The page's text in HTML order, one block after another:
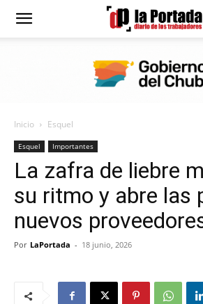
Diario
Portada
Inicio Esquel
Esquel Importantes
La zafra de liebre
su ritmo y abre las
nuevos
Por LaPortada - 18 junio, 2026